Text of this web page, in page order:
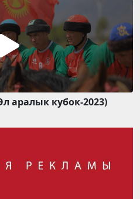
аралык кубок-2023)